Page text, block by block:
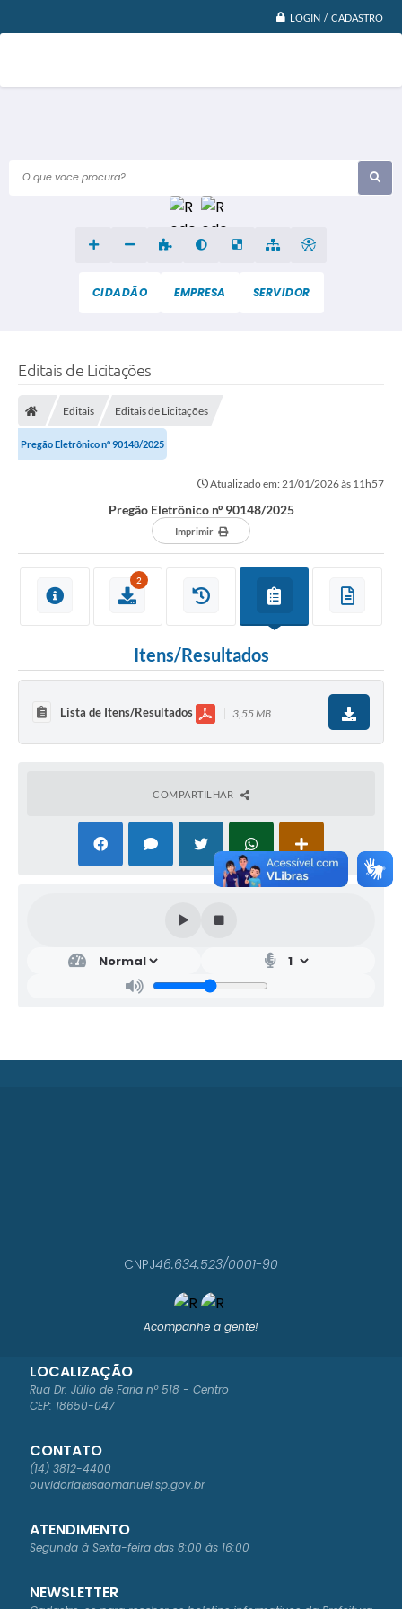
LOGIN / CADASTRO
O que voce procura?
CIDADÃO EMPRESA SERVIDOR
Editais de Licitações
Editais Editais de Licitações
Pregão Eletrônico nº 90148/2025
Atualizado em: 21/01/2026 às 11h57
Pregão Eletrônico nº 90148/2025
Imprimir
2
Itens/Resultados
Lista de Itens/Resultados 3,55 MB
COMPARTILHAR
Acompanhe a gente!
LOCALIZAÇÃO
Rua Dr. Júlio de Faria nº 518 - Centro
CEP: 18650-047
CONTATO
(14) 3812-4400
ouvidoria@saomanuel.sp.gov.br
ATENDIMENTO
Segunda à Sexta-feira das 8:00 às 16:00
CNPJ46.634.523/0001-90
NEWSLETTER